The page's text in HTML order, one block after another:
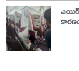
ఎయిర్